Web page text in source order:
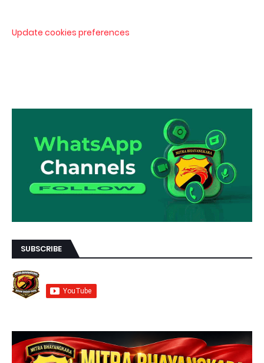
Update cookies preferences
SUBSCRIBE